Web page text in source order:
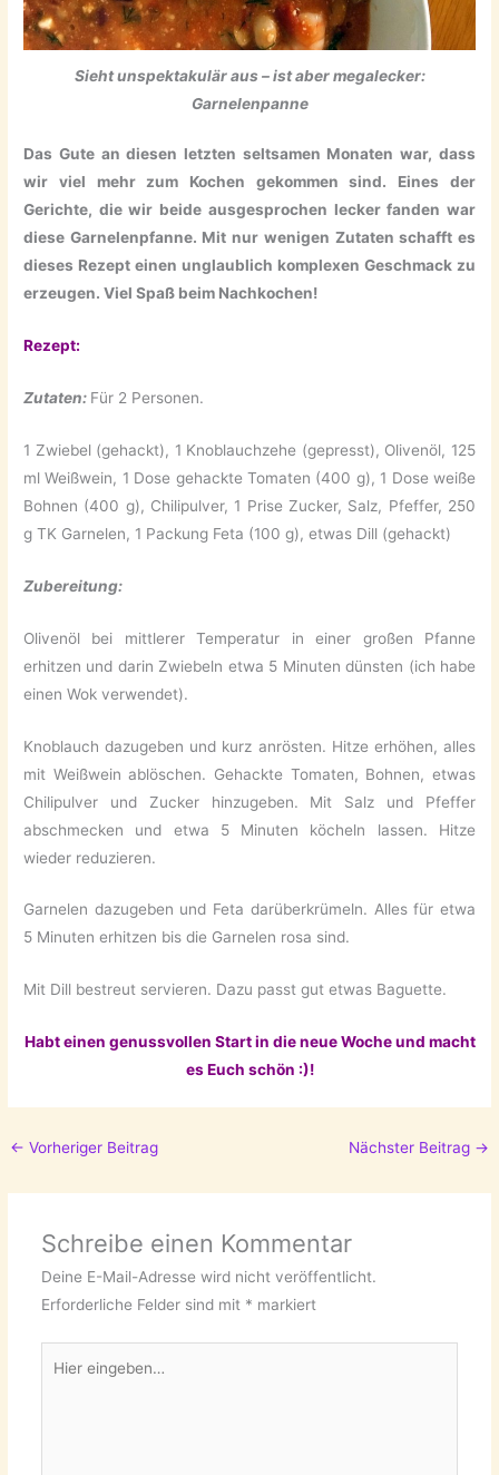
Sieht unspektakulär aus – ist aber megalecker:
Garnelenpanne
Das Gute an diesen letzten seltsamen Monaten war, dass
wir viel mehr zum Kochen gekommen sind. Eines der
Gerichte, die wir beide ausgesprochen lecker fanden war
diese Garnelenpfanne. Mit nur wenigen Zutaten schafft es
dieses Rezept einen unglaublich komplexen Geschmack zu
erzeugen. Viel Spaß beim Nachkochen!
Rezept:
Zutaten: Für 2 Personen.
1 Zwiebel (gehackt), 1 Knoblauchzehe (gepresst), Olivenöl, 125
ml Weißwein, 1 Dose gehackte Tomaten (400 g), 1 Dose weiße
Bohnen (400 g), Chilipulver, 1 Prise Zucker, Salz, Pfeffer, 250
g TK Garnelen, 1 Packung Feta (100 g), etwas Dill (gehackt)
Zubereitung:
Olivenöl bei mittlerer Temperatur in einer großen Pfanne
erhitzen und darin Zwiebeln etwa 5 Minuten dünsten (ich habe
einen Wok verwendet).
Knoblauch dazugeben und kurz anrösten. Hitze erhöhen, alles
mit Weißwein ablöschen. Gehackte Tomaten, Bohnen, etwas
Chilipulver und Zucker hinzugeben. Mit Salz und Pfeffer
abschmecken und etwa 5 Minuten köcheln lassen. Hitze
wieder reduzieren.
Garnelen dazugeben und Feta darüberkrümeln. Alles für etwa
5 Minuten erhitzen bis die Garnelen rosa sind.
Mit Dill bestreut servieren. Dazu passt gut etwas Baguette.
Habt einen genussvollen Start in die neue Woche und macht
es Euch schön :)!
← Vorheriger Beitrag Nächster Beitrag →
Schreibe einen Kommentar
Deine E-Mail-Adresse wird nicht veröffentlicht.
Erforderliche Felder sind mit * markiert
eingeben…